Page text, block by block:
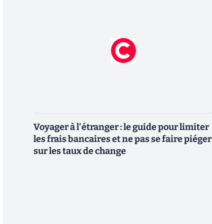
Voyager à l'étranger : le guide pour limiter
les frais bancaires et ne pas se faire piéger
sur les taux de change